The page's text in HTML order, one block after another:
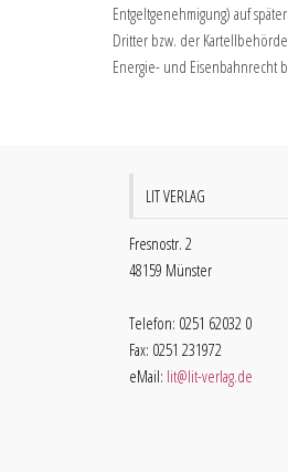
Entgeltgenehmigung) auf
Dritter bzw. der
Energie- und Eisenbahnrecht
LIT VERLAG
Fresnostr. 2
48159 Münster
Telefon: 0251 62032 0
Fax: 0251 231972
eMail: lit@lit-verlag.de